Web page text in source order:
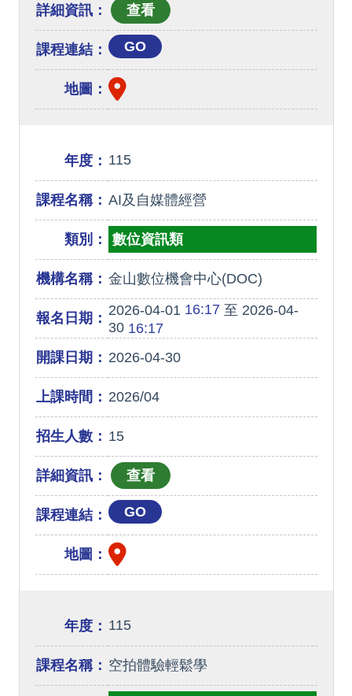
詳細資訊：
課程連結： GO
地圖：
年度： 115
課程名稱： AI及自媒體經營
類別： 數位資訊類
機構名稱： 金山數位機會中心(DOC)
報名日期： 2026-04-01 16:17 至 2026-04-
3016:17
開課日期： 2026-04-30
上課時間： 2026/04
招生人數： 15
詳細資訊：
課程連結： GO
地圖：
年度： 115
課程名稱： 空拍體驗輕鬆學